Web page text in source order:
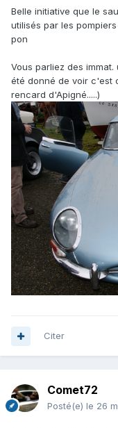
Belle initiative que le
utilisés par les
pon
Vous parliez des
été donné de voir c'est
rencard d'Apigné.....)
Citer
Comet72
Posté(e) le 26